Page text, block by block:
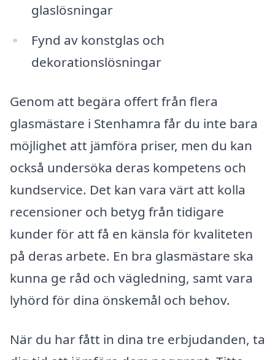
glaslösningar
Fynd av konstglas och
dekorationslösningar
Genom att begära offert från flera
glasmästare i Stenhamra får du inte bara
möjlighet att jämföra priser, men du kan
också undersöka deras kompetens och
kundservice. Det kan vara värt att kolla
recensioner och betyg från tidigare
kunder för att få en känsla för kvaliteten
på deras arbete. En bra glasmästare ska
kunna ge råd och vägledning, samt vara
lyhörd för dina önskemål och behov.
När du har fått in dina tre erbjudanden, ta